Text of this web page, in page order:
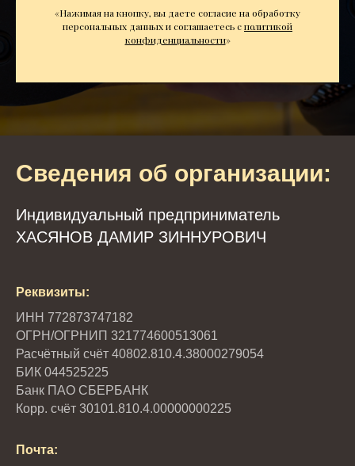
«Нажимая на кнопку, вы даете согласие на обработку
персональных данных и соглашаетесь cполитикой
конфиденциальности»
Сведения об организации:
Индивидуальный предприниматель
ХАСЯНОВ ДАМИР ЗИННУРОВИЧ
Реквизиты:
ИНН 772873747182
ОГРН/ОГРНИП 321774600513061
Расчётный счёт 40802.810.4.38000279054
БИК 044525225
Банк ПАО СБЕРБАНК
Корр. счёт 30101.810.4.00000000225
Почта: